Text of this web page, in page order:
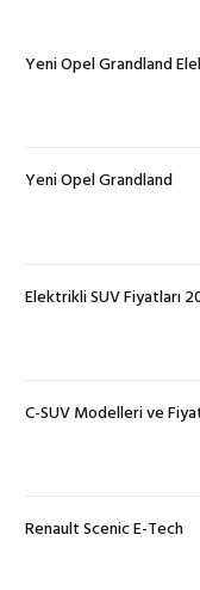
Yeni Opel Grandland
Yeni Opel Grandland
Elektrikli SUV Fiyatları
C-SUV Modelleri ve
Renault Scenic E-Tech